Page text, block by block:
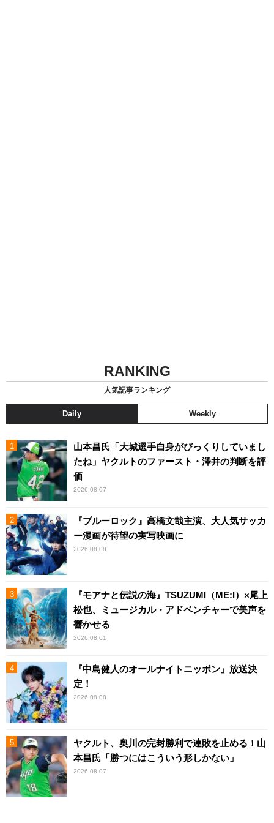
RANKING
人気記事ランキング
Daily Weekly
山本昌氏「大城選手自身がびっくりしていまし
たね」ヤクルトのファースト・澤井の判断を評
価
2026.08.07
『ブルーロック』高橋文哉主演、大人気サッカ
ー漫画が待望の実写映画に
2026.08.08
『モアナと伝説の海』TSUZUMI（ME:I）×尾上
松也、ミュージカル・アドベンチャーで美声を
響かせる
2026.08.01
『中島健人のオールナイトニッポン』放送決
定！
2026.08.08
ヤクルト、奥川の完封勝利で連敗を止める！山
本昌氏「勝つにはこういう形しかない」
2026.08.07